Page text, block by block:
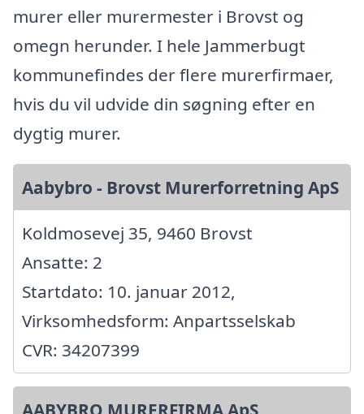
murer eller murermester i Brovst og
omegn herunder. I hele Jammerbugt
kommunefindes der flere murerfirmaer,
hvis du vil udvide din søgning efter en
dygtig murer.
Aabybro - Brovst Murerforretning ApS
Koldmosevej 35, 9460 Brovst
Ansatte: 2
Startdato: 10. januar 2012,
Virksomhedsform: Anpartsselskab
CVR: 34207399